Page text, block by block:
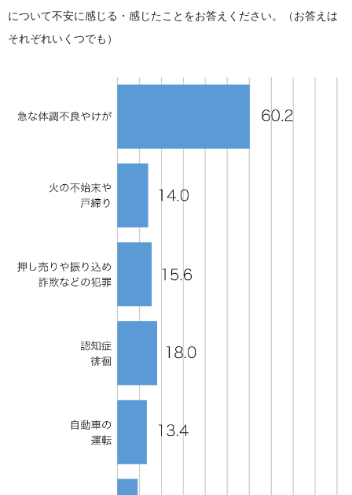
について不安に感じる・感じたことをお答えください。（お答えは
それぞれいくつでも）